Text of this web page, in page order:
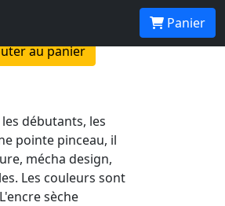
Panier
au panier
débutants, les
pointe pinceau, il
mécha design,
Les couleurs sont
sèche